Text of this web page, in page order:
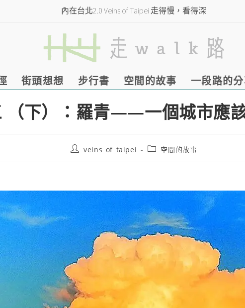
內在台北2.0 Veins of Taipei 走得慢，看得深
街頭想想 步行書 空間的故事 一段路的
（下）：羅青——一個城市應
veins_of_taipei 空間的故事